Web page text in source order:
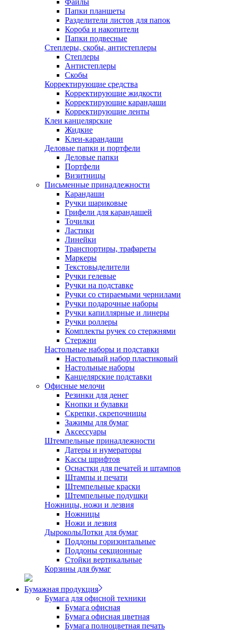
Файлы
Папки планшеты
Разделители листов для папок
Короба и накопители
Папки подвесные
Степлеры, скобы, антистеплеры
Степлеры
Антистеплеры
Скобы
Корректирующие средства
Корректирующие жидкости
Корректирующие карандаши
Корректирующие ленты
Клеи канцелярские
Жидкие
Клеи-карандаши
Деловые папки и портфели
Деловые папки
Портфели
Визитницы
Письменные принадлежности
Карандаши
Ручки шариковые
Грифели для карандашей
Точилки
Ластики
Линейки
Транспортиры, трафареты
Маркеры
Текстовыделители
Ручки гелевые
Ручки на подставке
Ручки со стираемыми чернилами
Ручки подарочные наборы
Ручки капиллярные и линеры
Ручки роллеры
Комплекты ручек со стержнями
Стержни
Настольные наборы и подставки
Настольный набор пластиковый
Настольные наборы
Канцелярские подставки
Офисные мелочи
Резинки для денег
Кнопки и булавки
Скрепки, скрепочницы
Зажимы для бумаг
Аксессуары
Штемпельные принадлежности
Датеры и нумераторы
Кассы шрифтов
Оснастки для печатей и штампов
Штампы и печати
Штемпельные краски
Штемпельные подушки
Ножницы, ножи и лезвия
Ножницы
Ножи и лезвия
ДыроколыЛотки для бумаг
Поддоны горизонтальные
Поддоны секционные
Стойки вертикальные
Корзины для бумаг
Бумажная продукция
Бумага для офисной техники
Бумага офисная
Бумага офисная цветная
Бумага полноцветная печать